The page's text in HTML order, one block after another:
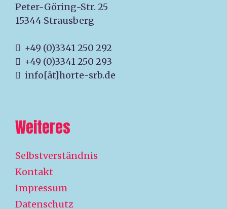
Peter-Göring-Str. 25
15344 Strausberg
+49 (0)3341 250 292
+49 (0)3341 250 293
info[ät]horte-srb.de
Weiteres
Selbstverständnis
Kontakt
Impressum
Datenschutz